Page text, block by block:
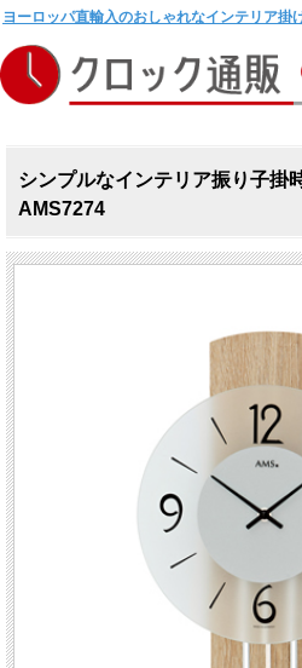
ヨーロッパ直輸入のおしゃれなインテリア掛
シンプルなインテリア振り子掛
AMS7274